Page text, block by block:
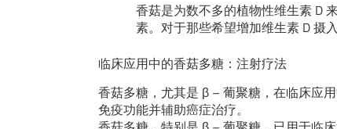
香菇是为数不多的植物性维生素 D
素。对于那些希望增加维生素 D 摄
临床应用中的香菇多糖：注射疗法
香菇多糖，尤其是 β – 葡聚糖，在临床应
免疫功能并辅助癌症治疗。